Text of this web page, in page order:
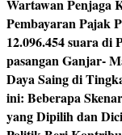
Wartawan Penjaga
Pembayaran Pajak
12.096.454 suara
pasangan Ganjar-
Daya Saing di
ini: Beberapa
yang Dipilih dan